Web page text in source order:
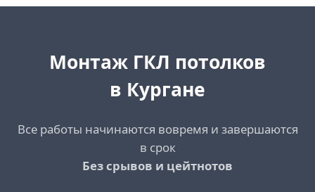
Монтаж ГКЛ потолков
в Кургане
Все работы начинаются вовремя и завершаются
в срок
Без срывов и цейтнотов